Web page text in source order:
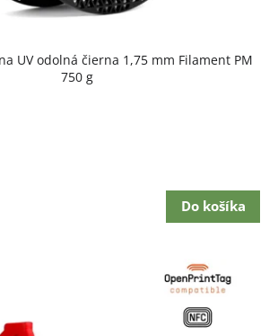
UV odolná čierna 1,75 mm Filament PM
750 g
Do košíka